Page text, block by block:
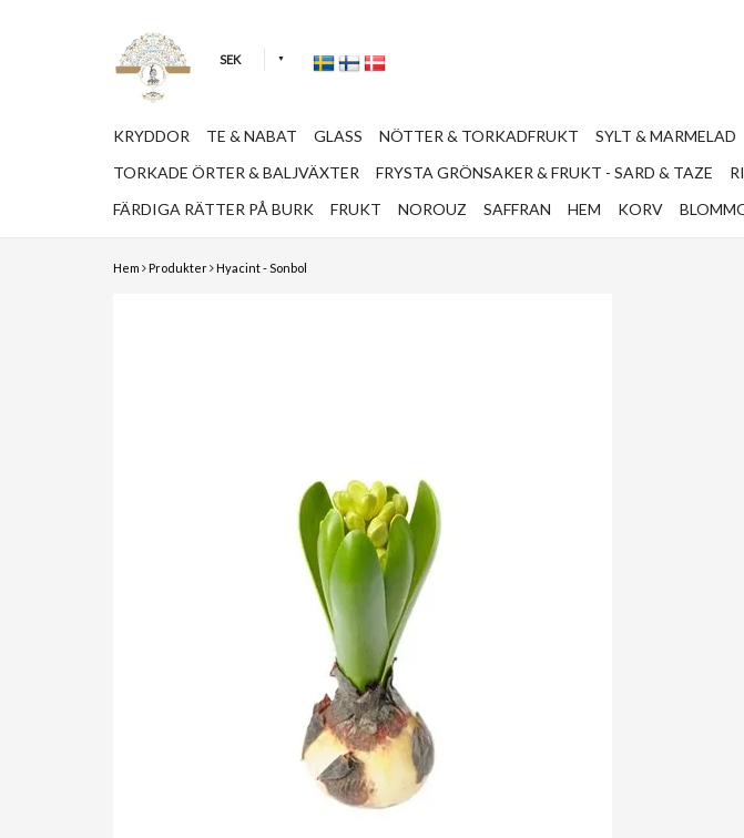
Hem Produkter Hyacint - Sonbol
SEK
KRYDDOR TE & NABAT GLASS NÖTTER & TORKADFRUKT SYLT & MARMELAD
TORKADE ÖRTER & BALJVÄXTER
FRYSTA GRÖNSAKER & FRUKT - SARD & TAZE
FÄRDIGA RÄTTER PÅ BURK
FRUKT NOROUZ SAFFRAN HEM KORV